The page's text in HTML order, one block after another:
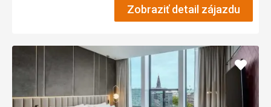
Zobraziť detail zájazdu
Pridať
do